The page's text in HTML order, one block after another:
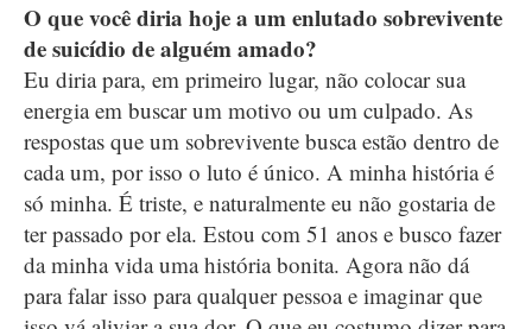
O que você diria hoje a um enlutado sobrevivente
de suicídio de alguém amado?
Eu diria para, em primeiro lugar, não colocar sua
energia em buscar um motivo ou um culpado. As
respostas que um sobrevivente busca estão dentro de
cada um, por isso o luto é único. A minha história é
só minha. É triste, e naturalmente eu não gostaria de
ter passado por ela. Estou com 51 anos e busco fazer
da minha vida uma história bonita. Agora não dá
para falar isso para qualquer pessoa e imaginar que